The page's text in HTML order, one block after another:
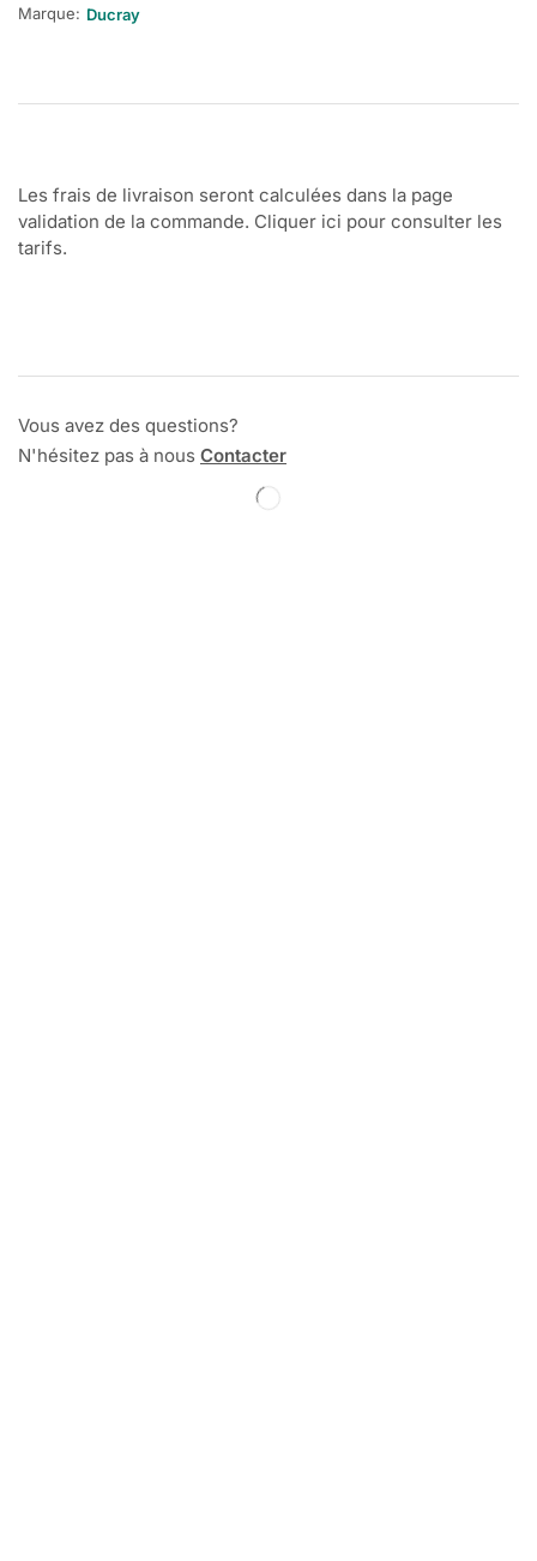
Marque: Ducray
Les frais de livraison seront calculées dans la page
validation de la commande. Cliquer ici pour consulter les
tarifs.
Vous avez des questions?
N'hésitez pas à nous Contacter